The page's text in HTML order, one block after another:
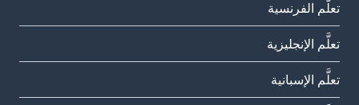
تعلَّم الفرنسية
تعلَّم الإنجليزية
تعلَّم الإسبانية